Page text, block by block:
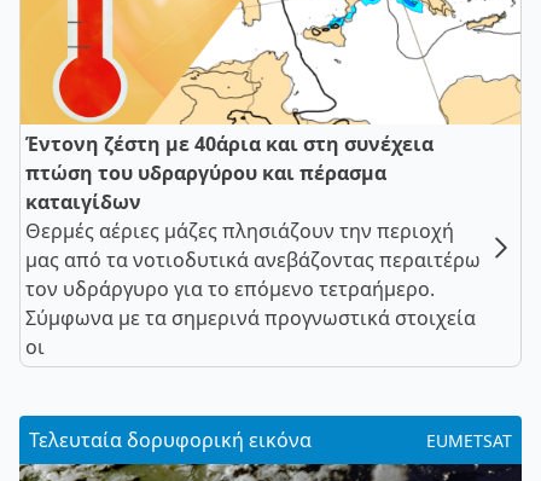
Έντονη ζέστη με 40άρια και στη συνέχεια
πτώση του υδραργύρου και πέρασμα
καταιγίδων
Θερμές αέριες μάζες πλησιάζουν την περιοχή
μας από τα νοτιοδυτικά ανεβάζοντας περαιτέρω
τον υδράργυρο για το επόμενο τετραήμερο.
Σύμφωνα με τα σημερινά προγνωστικά στοιχεία
οι
Τελευταία δορυφορική εικόνα EUMETSAT